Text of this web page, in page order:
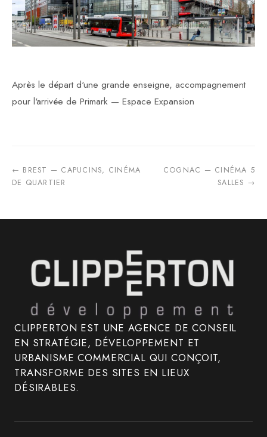
Après le départ d'une grande enseigne, accompagnement
pour l'arrivée de Primark — Espace Expansion
← BREST — CAPUCINS, CINÉMA
DE QUARTIER
COGNAC — CINÉMA 5
SALLES →
CLIPPERTON EST UNE AGENCE DE CONSEIL
EN STRATÉGIE, DÉVELOPPEMENT ET
URBANISME COMMERCIAL QUI CONÇOIT,
TRANSFORME DES SITES EN LIEUX
DÉSIRABLES.